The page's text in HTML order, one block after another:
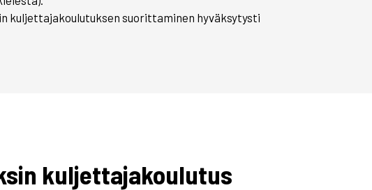
kuljettajakoulutuksen suorittaminen hyväksytysti
kuljettajakoulutus